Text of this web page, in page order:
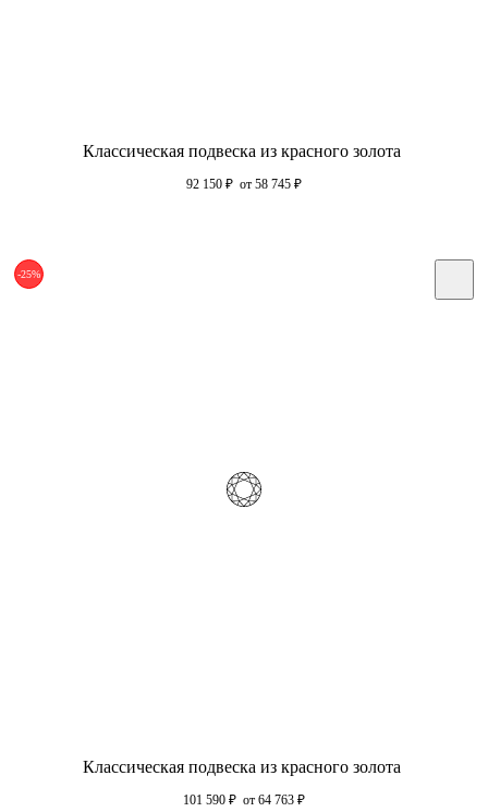
Классическая подвеска из красного золота
92 150 ₽ от 58 745 ₽
-25%
Классическая подвеска из красного золота
101 590 ₽ от 64 763 ₽